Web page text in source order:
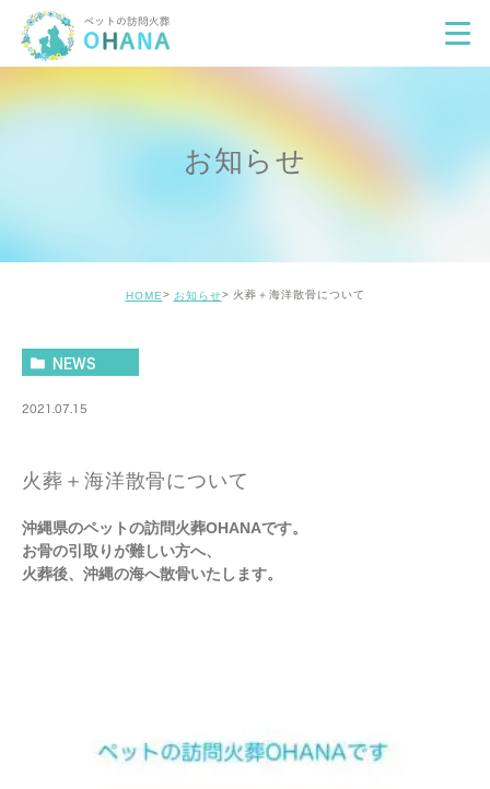
お知らせ
HOME お知らせ 火葬＋海洋散骨について
NEWS
2021.07.15
火葬＋海洋散骨について
沖縄県のペットの訪問火葬OHANAです。
お骨の引取りが難しい方へ、
火葬後、沖縄の海へ散骨いたします。